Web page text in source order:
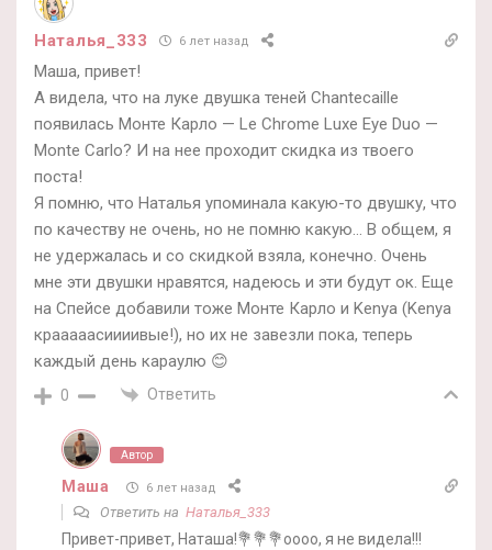
Наталья_333 6 лет назад
Маша, привет!
А видела, что на луке двушка теней Chantecaille
появилась Монте Карло — Le Chrome Luxe Eye Duo —
Monte Carlo? И на нее проходит скидка из твоего
поста!
Я помню, что Наталья упоминала какую-то двушку, что
по качеству не очень, но не помню какую… В общем, я
не удержалась и со скидкой взяла, конечно. Очень
мне эти двушки нравятся, надеюсь и эти будут ок. Еще
на Спейсе добавили тоже Монте Карло и Kenya (Kenya
крааааасиииивые!), но их не завезли пока, теперь
каждый день караулю 😊
0 Ответить
Автор
Маша 6 лет назад
Ответить на Наталья_333
Привет-привет, Наташа!💐💐💐оооо, я не видела!!!